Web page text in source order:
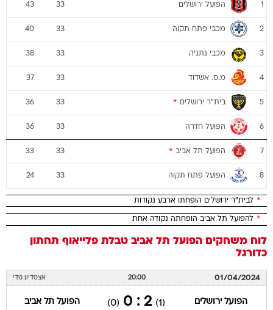
1 הפועל ירושלים 33
43
2 מכבי פתח תקוה 33
40
3 מכבי נתניה 33
38
4 מ.ס. אשדוד 33
37
5 בית"ר ירושלים *
33
36
6 הפועל חדרה 33
36
7 הפועל תל אביב *
33
33
8 הפועל פתח תקוה 33
24
* לבית"ר ירושלים הופחתו ארבע נקודות
* להפועל תל אביב הופחתה נקודה אחת
לוח משחקים הפועל תל אביב טבלת פלייאוף תחתון
כדורגל
01/04/2024
20:00 אצטדיון טדי
הפועל ירושלים (1)
2 : 0
(0) הפועל תל אביב